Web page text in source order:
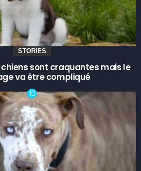
STORIES
chiens sont craquantes mais le
va être compliqué